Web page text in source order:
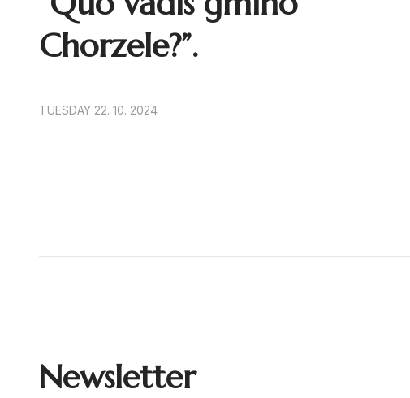
Chorzele?”.
TUESDAY 22. 10. 2024
Newsletter